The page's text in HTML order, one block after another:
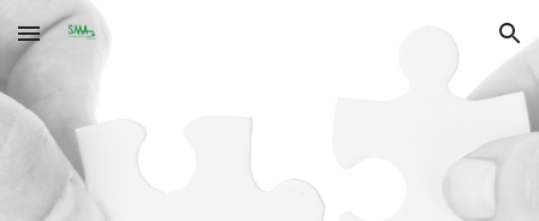
Skip to main content Skip to navigation